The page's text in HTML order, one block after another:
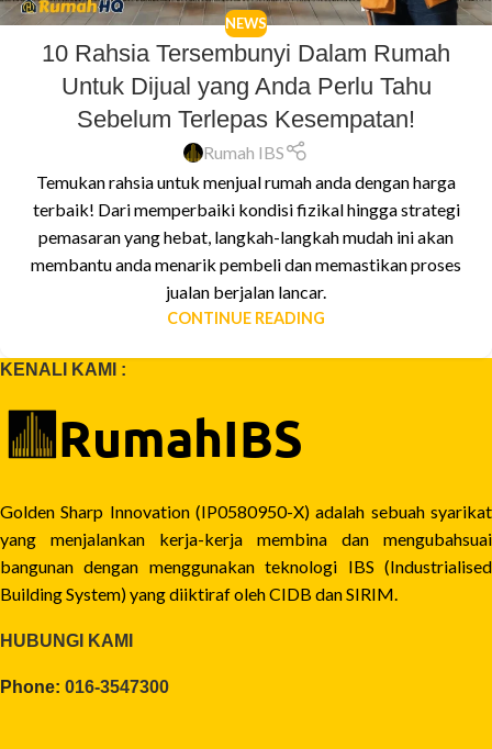
NEWS
10 Rahsia Tersembunyi Dalam Rumah
Untuk Dijual yang Anda Perlu Tahu
Sebelum Terlepas Kesempatan!
Rumah IBS
Temukan rahsia untuk menjual rumah anda dengan harga
terbaik! Dari memperbaiki kondisi fizikal hingga strategi
pemasaran yang hebat, langkah-langkah mudah ini akan
membantu anda menarik pembeli dan memastikan proses
jualan berjalan lancar.
CONTINUE READING
KENALI KAMI :
Golden Sharp Innovation (IP0580950-X) adalah sebuah syarikat
yang menjalankan kerja-kerja membina dan mengubahsuai
bangunan dengan menggunakan teknologi IBS (Industrialised
Building System) yang diiktiraf oleh CIDB dan SIRIM.
HUBUNGI KAMI
Phone: 016-3547300